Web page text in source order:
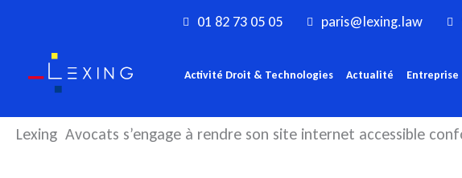
contenu
01 82 73 05 05 paris@lexing.law
Activité Droit & Technologies Actualité Entreprise
Lexing Avocats s’engage à rendre son site internet accessible